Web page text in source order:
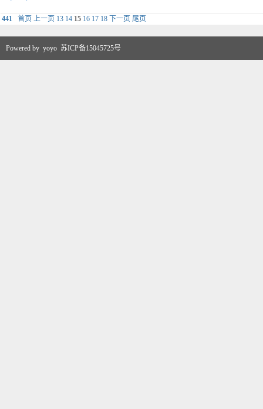
441 首页 上一页 13 14 15 16 17 18 下一页 尾页
Powered by yoyo 苏ICP备15045725号